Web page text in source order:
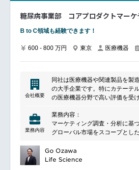
糖尿病事業部 コアプロダクトマーケ
B to C領域も経験できます！
600 - 800 万円 東京 医療機器
会社概要
同社は医療機器や関連製品を製
の大手企業です。特にカテーテ
の医療機器分野で高い評価を受
テムの分野にも進出しており、
ションを提供しています。技術
を置いており、患者の安全と医
な視点から医療の発展に寄与す
り、持続可能な社会の実現にも
業務内容
業務内容：
マーケティング調査・分析に基
グローバル市場をスコープとし
新商品企画プロジェクトにおい
開発・デザイン・品質保証・ 提
Go Ozawa
Life Science